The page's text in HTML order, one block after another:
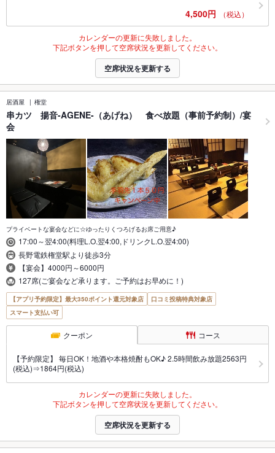
4,500円 （税込）
カレンダーの更新に失敗しました。
下記ボタンを押して空席状況を更新してください。
空席状況を更新する
居酒屋 権堂
串カツ 揚音-AGENE-（あげね） 食べ放題（事前予約制）/宴
会
プライベートな宴会などに☆ゆったりくつろげるお席ご用意♪
17:00～翌4:00(料理L.O.翌4:00,ドリンクL.O.翌4:00)
長野電鉄権堂駅より徒歩3分
【宴会】4000円～6000円
127席(ご宴会など承ります。ご予約はお早めに！)
【アプリ予約限定】最大350ポイント還元対象店
口コミ投稿特典対象店
スマート支払い可
クーポン コース
【予約限定】 毎日OK！地酒や本格焼酎もOK♪ 2.5時間飲み放題2563円
(税込)⇒1864円(税込)
カレンダーの更新に失敗しました。
下記ボタンを押して空席状況を更新してください。
空席状況を更新する